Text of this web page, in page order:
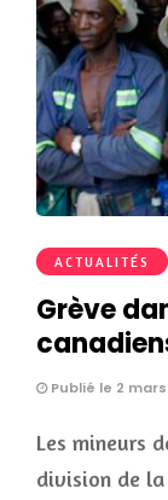
ACTUALITÉS
Grève
Publié le 2 mars
Les mineurs
division de